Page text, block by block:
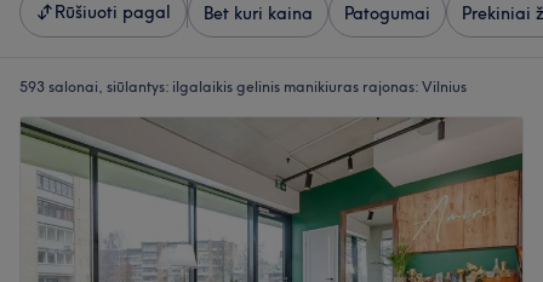
Rūšiuoti pagal Bet kuri kaina Patogumai Prekiniai
593 salonai, siūlantys: ilgalaikis gelinis manikiuras rajonas: Vilnius